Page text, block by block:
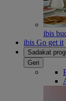
ibis
ibis Go get it
Sadakat
Geri